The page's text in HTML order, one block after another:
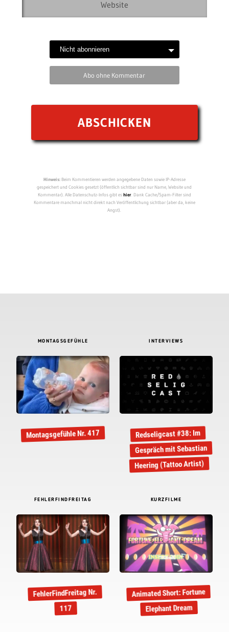
Abo ohne Kommentar
Hinweis:Beim Kommentieren werden angegebene Daten sowie IP-Adresse
gespeichert und Cookies gesetzt (öffentlich sichtbar sind nur Name, Website und
Kommentar). Alle Datenschutz-Infos gibt eshier. Dank Cache/Spam-Filter sind
Kommentare manchmal nicht direkt nach Veröffentlichung sichtbar (aber da, keine
Angst).
MONTAGSGEFÜHLE
Montagsgefühle Nr. 417
INTERVIEWS
Redseligcast #38: Im
Gespräch mit Sebastian
Heering (Tattoo Artist)
FEHLERFINDFREITAG
FehlerFindFreitag Nr.
117
KURZFILME
Animated Short: Fortune
Elephant Dream